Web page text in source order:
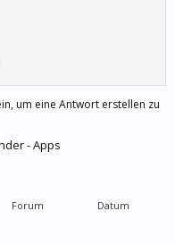
um eine Antwort erstellen zu
- Apps
Forum Datum